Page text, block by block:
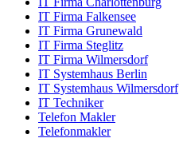
IT Firma Falkensee
IT Firma Grunewald
IT Firma Steglitz
IT Firma Wilmersdorf
IT Systemhaus Berlin
IT Systemhaus Wilmersdorf
IT Techniker
Telefon Makler
Telefonmakler